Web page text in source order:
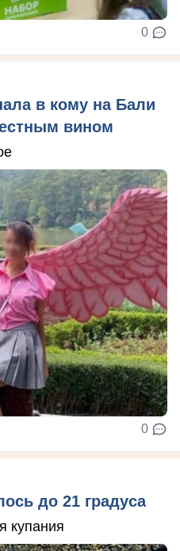
0
в кому на Бали
вином
0
до 21 градуса
купания